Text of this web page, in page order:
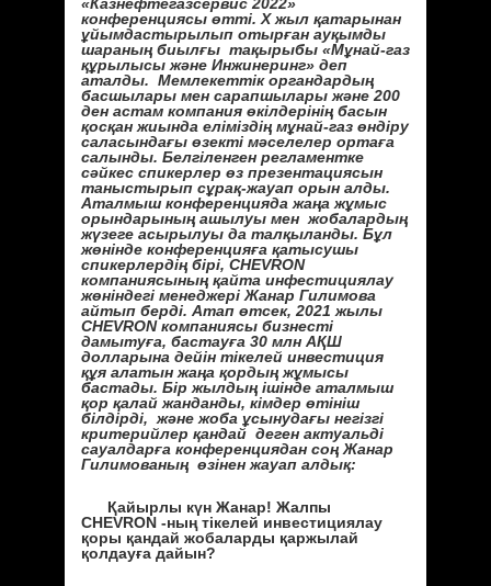
конференциясы өтті. Х жыл қатарынан
ұйымдастырылып отырған ауқымды
шараның биылғы тақырыбы «Мұнай-газ
құрылысы және Инжинеринг» деп
аталды. Мемлекеттік органдардың
басшылары мен сарапшылары және 200
ден астам компания өкілдерінің басын
қосқан жиында еліміздің мұнай-газ өндіру
саласындағы өзекті мәселелер ортаға
салынды. Белгіленген регламентке
сәйкес спикерлер өз презентациясын
таныстырып сұрақ-жауап орын алды.
Аталмыш конференцияда жаңа жұмыс
орындарының ашылуы мен жобалардың
жүзеге асырылуы да талқыланды. Бұл
жөнінде конференцияға қатысушы
спикерлердің бірі, CHEVRON
компаниясының қайта инфестициялау
жөніндегі менеджері Жанар Гилимова
айтып берді. Атап өтсек, 2021 жылы
CHEVRON компаниясы бизнесті
дамытуға, бастауға 30 млн АҚШ
долларына дейін тікелей инвестиция
құя алатын жаңа қордың жұмысы
бастады. Бір жылдың ішінде аталмыш
қор қалай жанданды, кімдер өтініш
білдірді, және жоба ұсынудағы негізгі
критерийлер қандай деген актуальді
сауалдарға конференциядан соң Жанар
Гилимованың өзінен жауап алдық:
Қайырлы күн Жанар! Жалпы
CHEVRON -ның тікелей инвестициялау
қоры қандай жобаларды қаржылай
қолдауға дайын?